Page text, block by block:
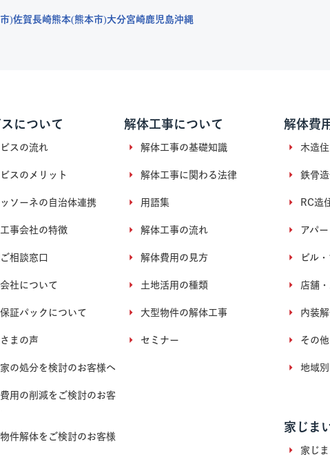
佐賀長崎熊本 熊本市 大分宮崎鹿児島沖縄
について
スの流れ
スのメリット
ソーネの自治体連携
事会社の特徴
相談窓口
社について
証パックについて
まの声
の処分を検討のお客様へ
用の削減をご検討のお客
件解体をご検討のお客様
解体工事について
解体工事の基礎知識
解体工事に関わる法律
用語集
解体工事の流れ
解体費用の見方
土地活用の種類
大型物件の解体工事
セミナー
解体費
木造
鉄骨
RC造
アパ
ビル
店舗
内装
その
地域
家じま
家じ